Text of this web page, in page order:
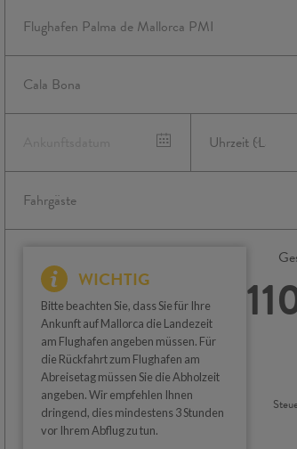
WICHTIG
Bitte beachten Sie, dass Sie für Ihre
Ankunft auf Mallorca die Landezeit
am Flughafen angeben müssen. Für
die Rückfahrt zum Flughafen am
Abreisetag müssen Sie die Abholzeit
angeben. Wir empfehlen Ihnen
dringend, dies mindestens 3 Stunden
vor Ihrem Abflug zu tun.